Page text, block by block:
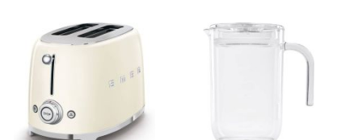
Crème
Style Crème